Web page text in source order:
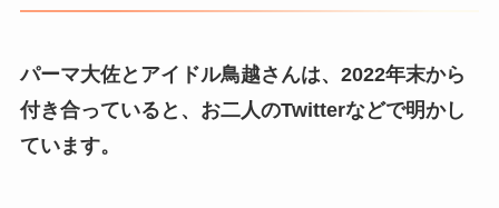
パーマ大佐とアイドル鳥越さんは、2022年末から
付き合っていると、お二人のTwitterなどで明かし
ています。